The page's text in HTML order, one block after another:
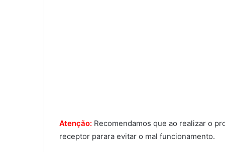
Atenção: Recomendamos que ao realizar o
receptor parara evitar o mal funcionamento.